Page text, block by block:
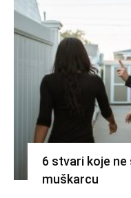
6 stvari koje
muškarcu